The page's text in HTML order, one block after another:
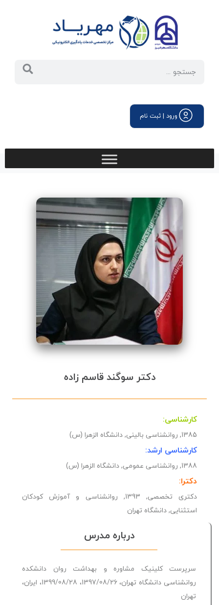
ورود | ثبت نام
دکتر سوگند قاسم زاده
کارشناسی:
1385, روانشناسی بالینی, دانشگاه الزهرا (س)
کارشناسی ارشد:
1388, روانشناسی عمومی, دانشگاه الزهرا (س)
دکترا:
دکتری تخصصی, 1393, روانشناسی و آموزش کودکان
استثنایی, دانشگاه تهران
درباره مدرس
سرپرست کلینیک مشاوره و بهداشت روان دانشکده
روانشناسی دانشگاه تهران، 1397/08/26، 1399/08/28، ایران،
تهران